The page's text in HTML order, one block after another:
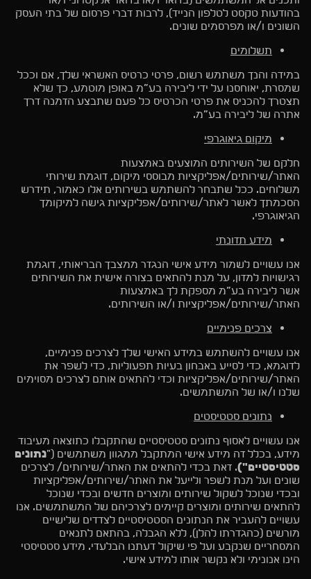
בהודעות טקסט לטלפון הנייד), לרבות דברי פרסום של בתי העסק
השונים ו/או מפרסמים שונים.
תשלומים
במידה והנך משתמש רשום, פרטי כרטיס האשראי שלך, אם וככל
שמסרת, יאוחסנו על ידי ליבירה בע”מ באופן מוטמע, כך שלא
תצטרך להכניס את פרטי הכרטיס כל פעם שתבצע הזמנה דרך
אתרה של ליבירה בע”מ.
מיקום גיאוגרפי
חלקם של השירותים המוצעים באמצעות
האתר/שירותים/אפליקציות מבוססי מיקום, דוגמת שירותי
משלוחים. ככל שתבחר להשתמש בשירותים אלו כאמור, תידרש
הסכמתך לאשר לאתר/שירותים/אפליקציות גישה למיקומך
הגיאוגרפי.
מידע תזונתי
אנו עשויים לשמור מידע אישי הנגזר ממצבך הבריאותי, דוגמת
רגישויות למזון, על מנת להתאים בצורה אישית את השירותים
אשר ליבירה בע”מ מספקת לך באמצעות
האתר/שירותים/אפליקציות ו/או השירותים.
צרכים פנימיים
אנו עשויים להשתמש במידע האישי שלך לצרכים פנימיים,
לדוגמא, כדי לסייע באבחון בעיות תפעוליות, כדי לשפר את
האתר/שירותים/אפליקציות וכדי להתאים אותם לצרכים מסוימים
שלנו ו/או של המשתמשים.
נתונים סטטיסטים
אנו עשויים לאסוף נתונים סטטיסטיים שהתקבלו כתוצאה מעיבוד
מידע, בכלל זה מידע אישי המתקבל ממגוון משתמשים ("נתונים
סטטיסטיים"). זאת בכדי להתאים את האתר/שירותים/ לצרכים
שונים ועל מנת לשפר ולייעל את האתר/שירותים/אפליקציות
ובכדי שנוכל לשקול שירותים ומוצרים חדשים ובכדי שנוכל
להתאים שירותים ומוצרים קיימים לצרכיהם של המשתמשים. אנו
עשויים להעביר את הנתונים הסטטיסטיים לצדדים שלישיים
מורשים (כהגדרתו להלן), ללא הגבלה, בהתאם לתנאים
המסחריים שנקבע ועל פי שיקול דעתנו הבלעדי. מידע סטטיסטי
הינו אנונימי ולא נקשר אותו למידע אישי.